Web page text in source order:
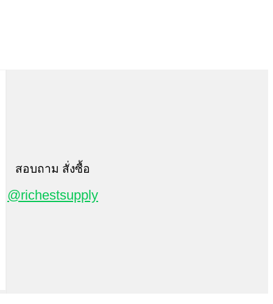
สอบถาม สั่งซื้อ
@richestsupply